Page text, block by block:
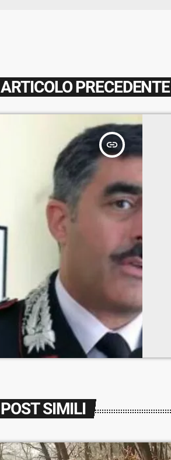
ARTICOLO PRECEDENTE
insert_link
POST SIMILI